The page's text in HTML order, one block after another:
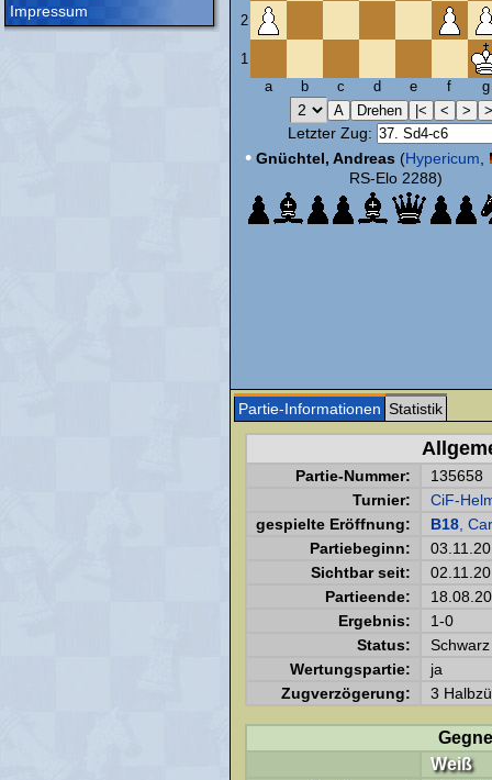
Impressum
2
1
a
b c d e f g
Letzter Zug:
• Gnüchtel, Andreas (Hypericum
RS-Elo 2288)
Partie-Informationen Statistik
Partie-Nummer:
135658
Turnier:
CiF-
gespielte Eröffnung:
B18 ,
Partiebeginn:
Sichtbar seit:
Partieende:
Ergebnis:
1-0
Status:
Wertungspartie:
ja
Zugverzögerung:
3
Weiß